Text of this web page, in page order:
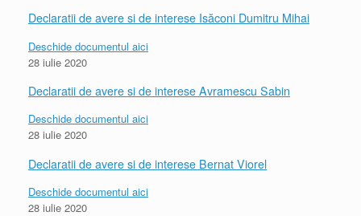
Declaratii de avere si de interese Isăconi Dumitru Mihai
Deschide documentul aici
28 iulie 2020
Declaratii de avere si de interese Avramescu Sabin
Deschide documentul aici
28 iulie 2020
Declaratii de avere si de interese Bernat Viorel
Deschide documentul aici
28 iulie 2020